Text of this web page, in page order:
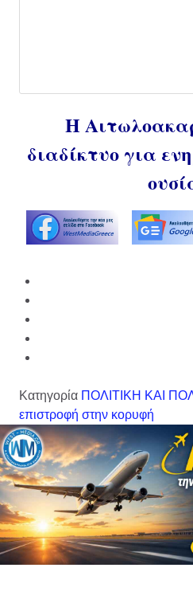
Η
διαδίκτυο για
Κατηγορία ΠΟΛΙΤΙΚΗ ΚΑΙ
επιστροφή στην κορυφή